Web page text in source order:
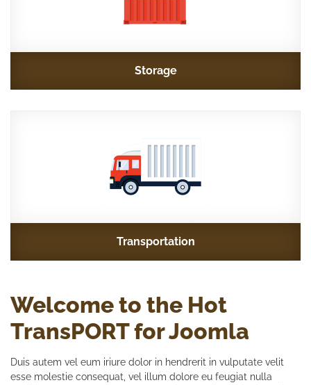
Storage
Transportation
Welcome to the Hot
TransPORT for Joomla
Duis autem vel eum iriure dolor in hendrerit in vulputate velit
esse molestie consequat, vel illum dolore eu feugiat nulla